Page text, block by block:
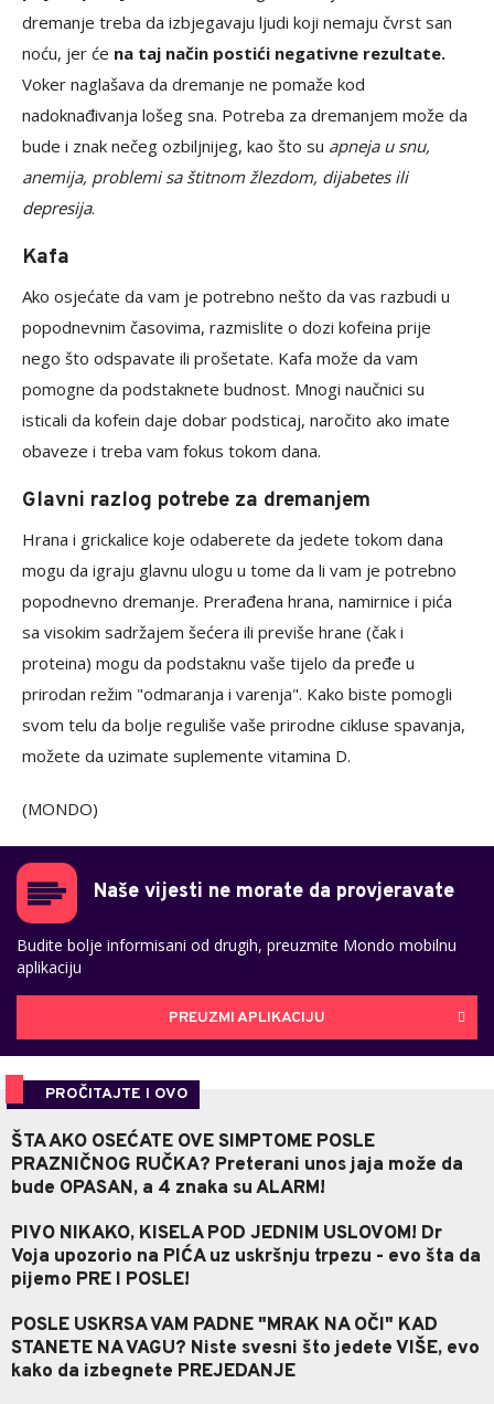
dremanje treba da izbjegavaju ljudi koji nemaju čvrst san
noću, jer će na taj način postići negativne rezultate.
Voker naglašava da dremanje ne pomaže kod
nadoknađivanja lošeg sna. Potreba za dremanjem može da
bude i znak nečeg ozbiljnijeg, kao što su apneja u snu,
anemija, problemi sa štitnom žlezdom, dijabetes ili
depresija.
Kafa
Ako osjećate da vam je potrebno nešto da vas razbudi u
popodnevnim časovima, razmislite o dozi kofeina prije
nego što odspavate ili prošetate. Kafa može da vam
pomogne da podstaknete budnost. Mnogi naučnici su
isticali da kofein daje dobar podsticaj, naročito ako imate
obaveze i treba vam fokus tokom dana.
Glavni razlog potrebe za dremanjem
Hrana i grickalice koje odaberete da jedete tokom dana
mogu da igraju glavnu ulogu u tome da li vam je potrebno
popodnevno dremanje. Prerađena hrana, namirnice i pića
sa visokim sadržajem šećera ili previše hrane (čak i
proteina) mogu da podstaknu vaše tijelo da pređe u
prirodan režim "odmaranja i varenja". Kako biste pomogli
svom telu da bolje reguliše vaše prirodne cikluse spavanja,
možete da uzimate suplemente vitamina D.
(MONDO)
Naše vijesti ne morate da provjeravate
Budite bolje informisani od drugih, preuzmite Mondo mobilnu
aplikaciju
PREUZMI APLIKACIJU
PROČITAJTE I OVO
ŠTA AKO OSEĆATE OVE SIMPTOME POSLE
PRAZNIČNOG RUČKA? Preterani unos jaja može da
bude OPASAN, a 4 znaka su ALARM!
PIVO NIKAKO, KISELA POD JEDNIM USLOVOM! Dr
Voja upozorio na PIĆA uz uskršnju trpezu - evo šta da
pijemo PRE I POSLE!
POSLE USKRSA VAM PADNE "MRAK NA OČI" KAD
STANETE NA VAGU? Niste svesni što jedete VIŠE, evo
kako da izbegnete PREJEDANJE